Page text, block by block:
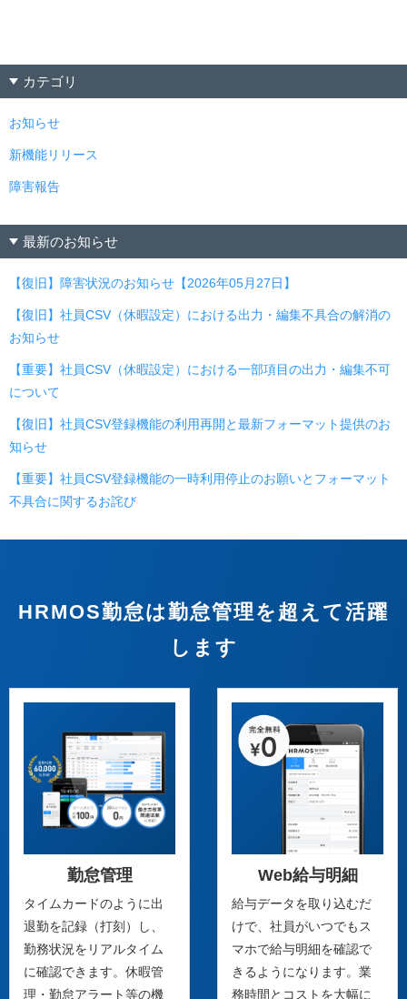
カテゴリ
お知らせ
新機能リリース
障害報告
最新のお知らせ
【復旧】障害状況のお知らせ【2026年05月27日】
【復旧】社員CSV（休暇設定）における出力・編集不具合の解消の
お知らせ
【重要】社員CSV（休暇設定）における一部項目の出力・編集不可
について
【復旧】社員CSV登録機能の利用再開と最新フォーマット提供のお
知らせ
【重要】社員CSV登録機能の一時利用停止のお願いとフォーマット
不具合に関するお詫び
HRMOS勤怠は勤怠管理を超えて活躍
します
勤怠管理
タイムカードのように出
退勤を記録（打刻）し、
勤務状況をリアルタイム
に確認できます。休暇管
理・勤怠アラート等の機
Web給与明細
給与データを取り込むだ
けで、社員がいつでもス
マホで給与明細を確認で
きるようになります。業
務時間とコストを大幅に